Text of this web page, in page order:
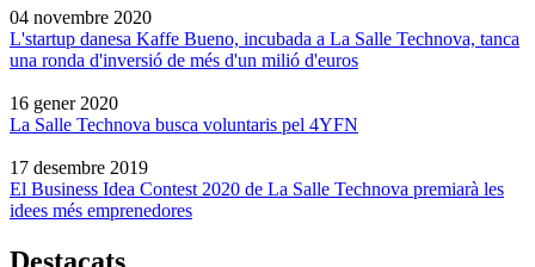
04 novembre 2020
L'startup danesa Kaffe Bueno, incubada a La Salle Technova, tanca
una ronda d'inversió de més d'un milió d'euros
16 gener 2020
La Salle Technova busca voluntaris pel 4YFN
17 desembre 2019
El Business Idea Contest 2020 de La Salle Technova premiarà les
idees més emprenedores